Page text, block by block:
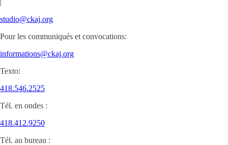
studio@ckaj.org
Pour les communiqués et convocations:
informations@ckaj.org
Texto:
418.546.2525
Tél. en ondes :
418.412.9250
Tél. au bureau :